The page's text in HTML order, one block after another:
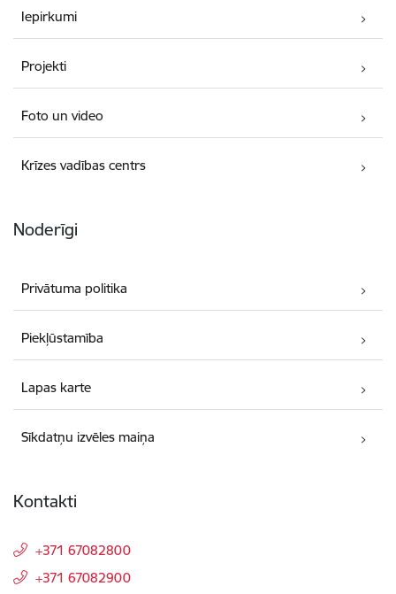
Iepirkumi
Projekti
Foto un video
Krīzes vadības centrs
Noderīgi
Privātuma politika
Piekļūstamība
Lapas karte
Sīkdatņu izvēles maiņa
Kontakti
+371 67082800
+371 67082900